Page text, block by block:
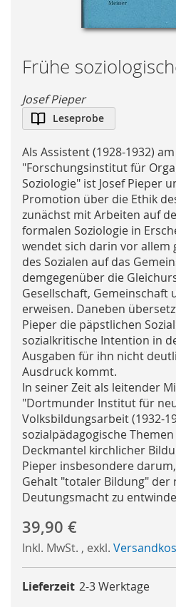
Skip
to
the
beginning
of
images
gallery
Frühe
Josef Pieper
Leseprobe
Als Assistent (1928-1932)
"Forschungsinstitut für
Soziologie" ist Josef Pieper
Promotion über die Ethik
zunächst mit Arbeiten auf
formalen Soziologie in
wendet sich darin vor allem
des Sozialen auf das
demgegenüber die
Gesellschaft, Gemeinschaft
erweisen. Daneben
Pieper die päpstlichen
sozialkritische Intention in
Ausgaben für ihn nicht
Ausdruck kommt.
In seiner Zeit als leitender
"Dortmunder Institut für
Volksbildungsarbeit (1932-
sozialpädagogische
Deckmantel kirchlicher
Pieper insbesondere
Gehalt "totaler Bildung" der
Deutungsmacht zu
39,90 €
Inkl. MwSt. , exkl.
Lieferzeit 2-3 Werktage